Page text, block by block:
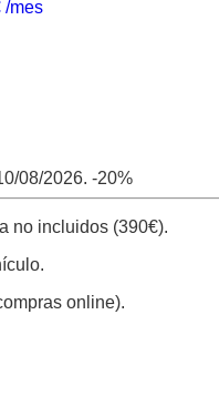
/mes
08/2026. -20%
no incluidos (390€).
online).